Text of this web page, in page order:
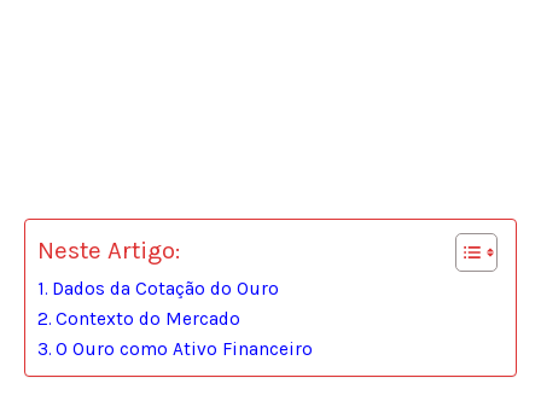
Neste Artigo:
Dados da Cotação do Ouro
Contexto do Mercado
O Ouro como Ativo Financeiro